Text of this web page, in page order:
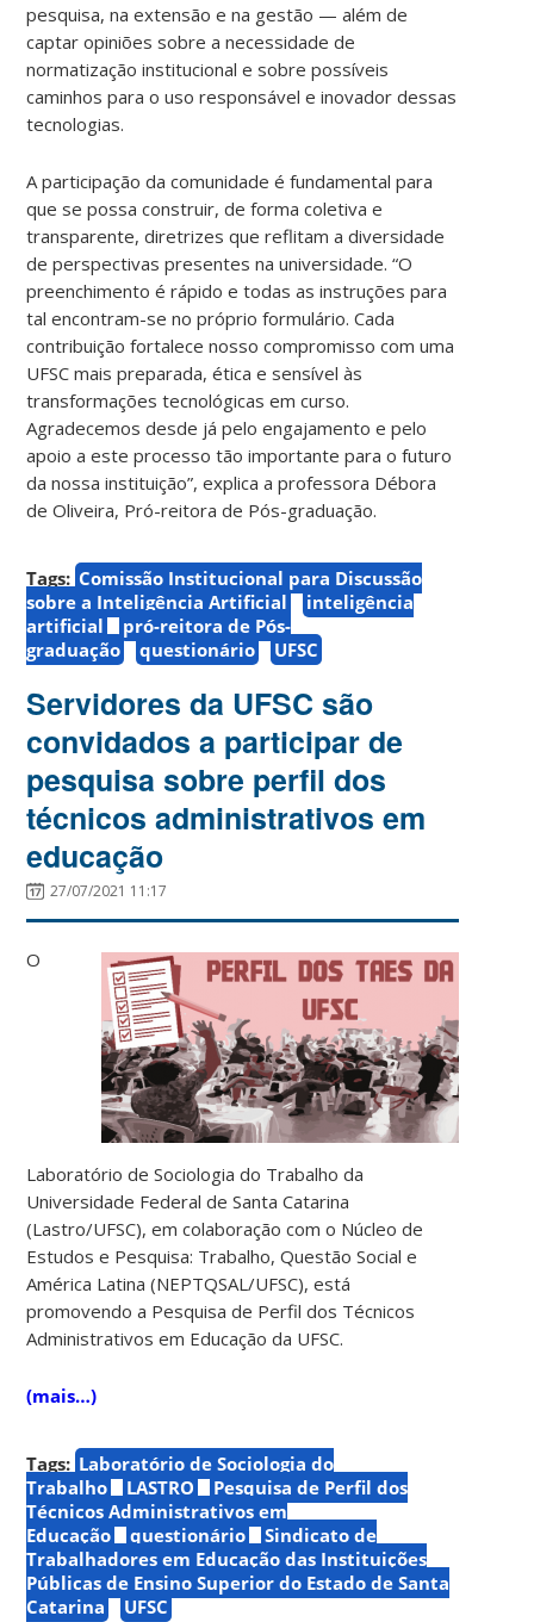
pesquisa, na extensão e na gestão — além de
captar opiniões sobre a necessidade de
normatização institucional e sobre possíveis
caminhos para o uso responsável e inovador dessas
tecnologias.
A participação da comunidade é fundamental para
que se possa construir, de forma coletiva e
transparente, diretrizes que reflitam a diversidade
de perspectivas presentes na universidade. “O
preenchimento é rápido e todas as instruções para
tal encontram-se no próprio formulário. Cada
contribuição fortalece nosso compromisso com uma
UFSC mais preparada, ética e sensível às
transformações tecnológicas em curso.
Agradecemos desde já pelo engajamento e pelo
apoio a este processo tão importante para o futuro
da nossa instituição”, explica a professora Débora
de Oliveira, Pró-reitora de Pós-graduação.
Tags: Comissão Institucional para Discussão
sobre a Inteligência Artificial
inteligência
artificial
pró-reitora de Pós-
graduação
questionário UFSC
Servidores da UFSC são
convidados a participar de
pesquisa sobre perfil dos
técnicos administrativos em
educação
27/07/2021 11:17
O
Laboratório de Sociologia do Trabalho da
Universidade Federal de Santa Catarina
(Lastro/UFSC), em colaboração com o Núcleo de
Estudos e Pesquisa: Trabalho, Questão Social e
América Latina (NEPTQSAL/UFSC), está
promovendo a Pesquisa de Perfil dos Técnicos
Administrativos em Educação da UFSC.
(mais…)
Tags: Laboratório de Sociologia do
Trabalho
LASTRO
Pesquisa de Perfil dos
Técnicos Administrativos em
Educação
questionário
Sindicato de
Trabalhadores em Educação das Instituições
Públicas de Ensino Superior do Estado de Santa
Catarina
UFSC